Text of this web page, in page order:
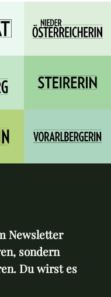
Newsletter
sondern
Du wirst es